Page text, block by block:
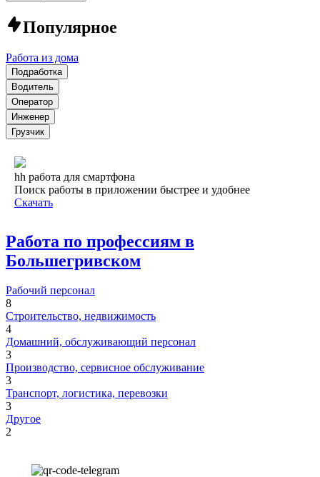
Популярное
Работа из дома
Подработка
Водитель
Оператор
Инженер
Грузчик
hh работа для смартфона
Поиск работы в приложении быстрее и удобнее
Скачать
Работа по профессиям в
Большегривском
Рабочий персонал
8
Строительство, недвижимость
4
Домашний, обслуживающий персонал
3
Производство, сервисное обслуживание
3
Транспорт, логистика, перевозки
3
Другое
2